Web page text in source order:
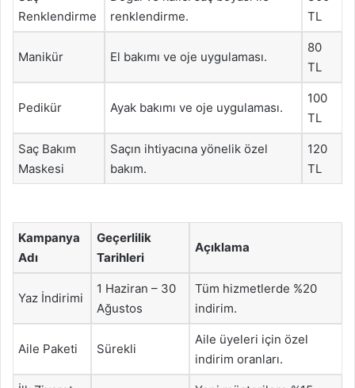
Renklendirme
renklendirme.
TL
Manikür El bakımı ve oje uygulaması.
80
TL
Pedikür Ayak bakımı ve oje uygulaması.
100
TL
Saç Bakım
Maskesi
Saçın ihtiyacına yönelik özel
bakım.
120
TL
Kampanya
Adı
Geçerlilik
Tarihleri
Açıklama
Yaz İndirimi
1 Haziran – 30
Ağustos
Tüm hizmetlerde %20
indirim.
Aile Paketi Sürekli
Aile üyeleri için özel
indirim oranları.